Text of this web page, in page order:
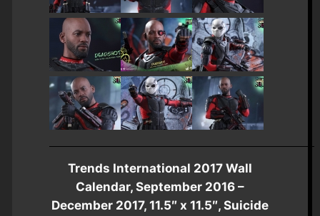
Trends International 2017 Wall
Calendar, September 2016 –
December 2017, 11.5″ x 11.5″, Suicide